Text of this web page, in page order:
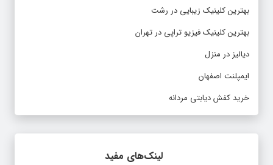
بهترین کلینیک زیبایی در رشت
بهترین کلینیک فیزیو تراپی در تهران
دیالیز در منزل
ایمپلنت اصفهان
خرید کفش دیابتی مردانه
لینک‌های مفید